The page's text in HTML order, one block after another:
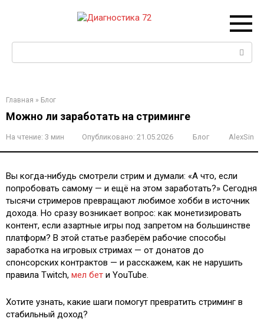
Главная » Блог
Можно ли заработать на стриминге
На чтение: 3 мин Опубликовано: 21.05.2026 Блог AlexSin
Вы когда‑нибудь смотрели стрим и думали: «А что, если
попробовать самому — и ещё на этом заработать?» Сегодня
тысячи стримеров превращают любимое хобби в источник
дохода. Но сразу возникает вопрос: как монетизировать
контент, если азартные игры под запретом на большинстве
платформ? В этой статье разберём рабочие способы
заработка на игровых стримах — от донатов до
спонсорских контрактов — и расскажем, как не нарушить
правила Twitch, мел бет и YouTube.
Хотите узнать, какие шаги помогут превратить стриминг в
стабильный доход?